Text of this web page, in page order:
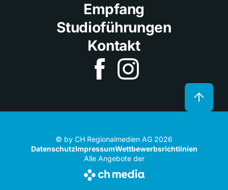
Empfang
Studioführungen
Kontakt
© by CH Regionalmedien AG 2026
DatenschutzImpressumWettbewerbsrichtlinien
Alle Angebote der